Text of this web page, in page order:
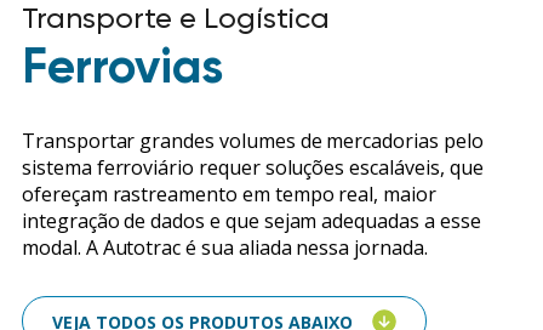
Transporte e Logística
Ferrovias
Transportar grandes volumes de mercadorias pelo
sistema ferroviário requer soluções escaláveis, que
ofereçam rastreamento em tempo real, maior
integração de dados e que sejam adequadas a esse
modal. A Autotrac é sua aliada nessa jornada.
VEJA TODOS OS PRODUTOS ABAIXO